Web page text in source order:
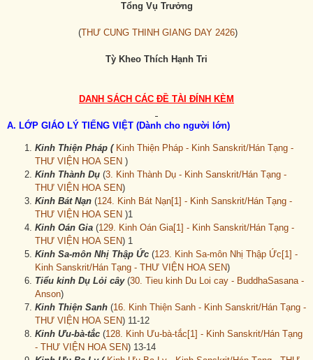
Tổng Vụ Trưởng
(THƯ CUNG THINH GIANG DAY 2426)
Tỳ Kheo Thích Hạnh Tri
DANH SÁCH CÁC ĐỀ TÀI ĐÍNH KÈM
A. LỚP GIÁO LÝ TIẾNG VIỆT (Dành cho người lớn)
Kinh Thiện Pháp ( Kinh Thiện Pháp - Kinh Sanskrit/Hán Tạng -
THƯ VIỆN HOA SEN )
Kinh Thành Dụ (3. Kinh Thành Dụ - Kinh Sanskrit/Hán Tạng -
THƯ VIỆN HOA SEN)
Kinh Bát Nạn (124. Kinh Bát Nạn[1] - Kinh Sanskrit/Hán Tạng -
THƯ VIỆN HOA SEN )1
Kinh Oán Gia (129. Kinh Oán Gia[1] - Kinh Sanskrit/Hán Tạng -
THƯ VIỆN HOA SEN) 1
Kinh Sa-môn Nhị Thập Ức (123. Kinh Sa-môn Nhị Thập Ức[1] -
Kinh Sanskrit/Hán Tạng - THƯ VIỆN HOA SEN)
Tiểu kinh Dụ Lỏi cây(30. Tieu kinh Du Loi cay - BuddhaSasana -
Anson)
Kinh Thiện Sanh (16. Kinh Thiện Sanh - Kinh Sanskrit/Hán Tạng -
THƯ VIỆN HOA SEN) 11-12
Kinh Ưu-bà-tắc (128. Kinh Ưu-bà-tắc[1] - Kinh Sanskrit/Hán Tạng
- THƯ VIỆN HOA SEN) 13-14